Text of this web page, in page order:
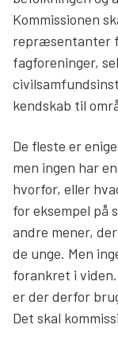
Kommissionen
repræsentanter
fagforeninger,
kendskab til
De fleste er
men ingen har
hvorfor, eller
for eksempel på
andre mener,
de unge. Men
forankret i
er der derfor
Det skal